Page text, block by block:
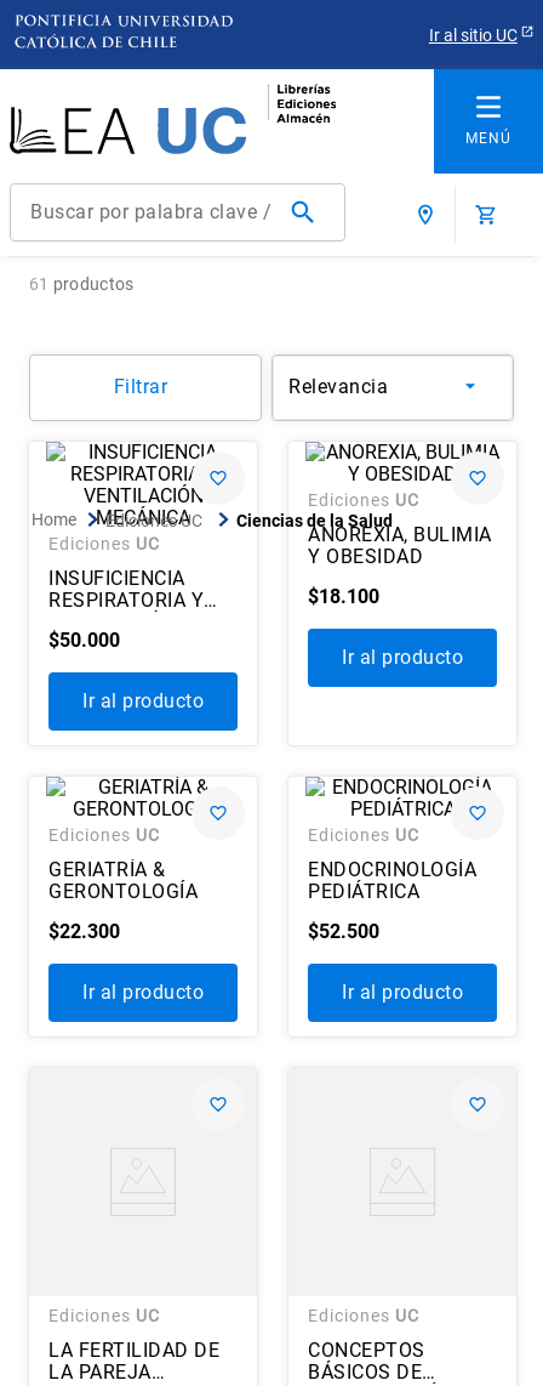
Ir al sitio UC
Buscar por palabra clave / título / autor / producto / ISBN
ediciones uc
arquitectura
6. historia república chile
historia
psicología
Ediciones UC Ciencias de la Salud
61 productos
Filtrar Relevancia
Ediciones UC
INSUFICIENCIA
RESPIRATORIA Y
MECÁNICA
$50.000
Ir al producto
Ediciones UC
ANOREXIA, BULIMIA
Y OBESIDAD
$18.100
Ir al producto
Ediciones UC
GERIATRÍA &
GERONTOLOGÍA
$22.300
Ir al producto
Ediciones UC
ENDOCRINOLOGÍA
PEDIÁTRICA
$52.500
Ir al producto
Ediciones UC
LA FERTILIDAD DE
LA PAREJA
Ediciones UC
CONCEPTOS
BÁSICOS DE